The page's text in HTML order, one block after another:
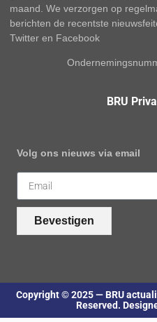
maand. We verzorgen op
berichten de recentste
Twitter en Facebook
BRU
Volg ons nieuws via email
Bevestigen
Copyright © 2025 — BRU
Reserved.